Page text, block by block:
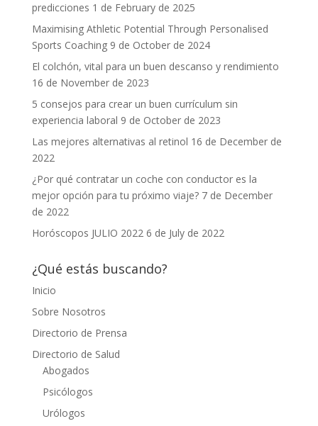
predicciones 1 de February de 2025
Maximising Athletic Potential Through Personalised
Sports Coaching 9 de October de 2024
El colchón, vital para un buen descanso y rendimiento
16 de November de 2023
5 consejos para crear un buen currículum sin
experiencia laboral 9 de October de 2023
Las mejores alternativas al retinol 16 de December de
2022
¿Por qué contratar un coche con conductor es la
mejor opción para tu próximo viaje? 7 de December
de 2022
Horóscopos JULIO 2022 6 de July de 2022
¿Qué estás buscando?
Inicio
Sobre Nosotros
Directorio de Prensa
Directorio de Salud
Abogados
Psicólogos
Urólogos